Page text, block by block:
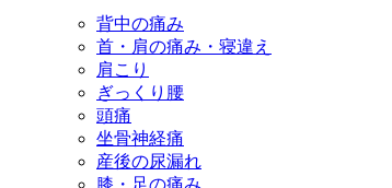
背中の痛み
首・肩の痛み・寝違え
肩こり
ぎっくり腰
頭痛
坐骨神経痛
産後の尿漏れ